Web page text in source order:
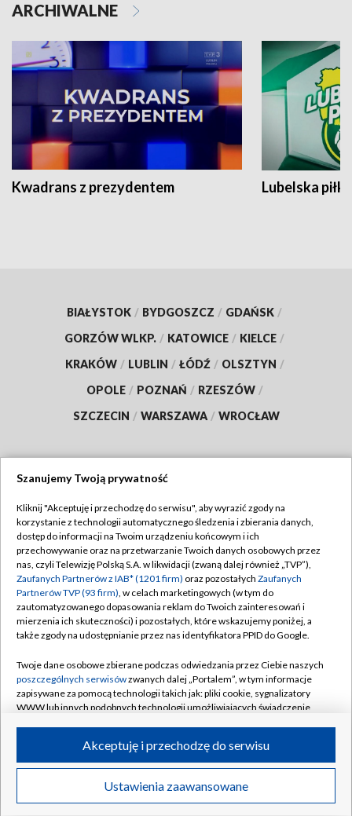
ARCHIWALNE
Kwadrans z prezydentem Lubelska piłka
BIAŁYSTOK / BYDGOSZCZ / GDAŃSK /
GORZÓW WLKP. / KATOWICE / KIELCE /
KRAKÓW / LUBLIN / ŁÓDŹ / OLSZTYN /
OPOLE / POZNAŃ / RZESZÓW /
SZCZECIN / WARSZAWA / WROCŁAW
TVP
Abonament TVP
Emisja w TVP
Centrum informacji TVP
Naziemna Telewizja Cyfrowa
Rada Programowa
System NOS
Informacje o nadawcy
Program dla prasy
Ogłoszenie przetargowe
Regulamin TVP
Polityka prywatności
Moje zgody
Pomoc
Kontakt
Kanały
©2026 Telewizja Polska S.A. w likwidacji
Szanujemy Twoją prywatność
Kliknij "Akceptuję i przechodzę do serwisu", aby wyrazić zgody na
korzystanie z technologii automatycznego śledzenia i zbierania danych,
dostęp do informacji na Twoim urządzeniu końcowym i ich
przechowywanie oraz na przetwarzanie Twoich danych osobowych przez
nas, czyli Telewizję Polską S.A. w likwidacji (zwaną dalej również „TVP”),
Zaufanych Partnerów z IAB* (1201 firm) oraz pozostałych Zaufanych
Partnerów TVP (93 firm), w celach marketingowych (w tym do
zautomatyzowanego dopasowania reklam do Twoich zainteresowań i
mierzenia ich skuteczności) i pozostałych, które wskazujemy poniżej, a
także zgody na udostępnianie przez nas identyfikatora PPID do Google.
Twoje dane osobowe zbierane podczas odwiedzania przez Ciebie naszych
poszczególnych serwisówzwanych dalej „Portalem”, w tym informacje
zapisywane za pomocą technologii takich jak: pliki cookie, sygnalizatory
WWW lub innych podobnych technologii umożliwiających świadczenie
ruchu w Internecie.
Twoje dane osobowe zbierane podczas odwiedzania przez Ciebie
poszczególnych serwisówna Portalu, takie jak adresy IP, identyfikatory
Ustawienia zaawansowane
Akceptuję i przechodzę do serwisu